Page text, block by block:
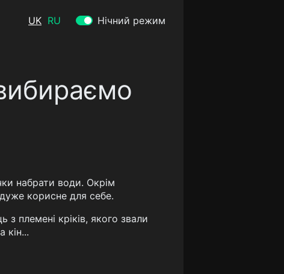
UK RU Нічний режим
набрати води. Окрім
корисне для себе.
племені кріків, якого звали
кін...